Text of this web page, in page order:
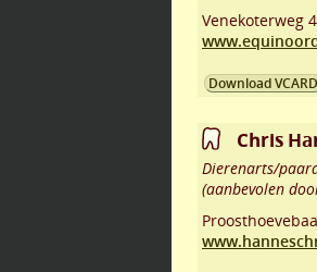
Venekoterweg
Download VCARD
Chris
Dierenarts/
(aanbevolen